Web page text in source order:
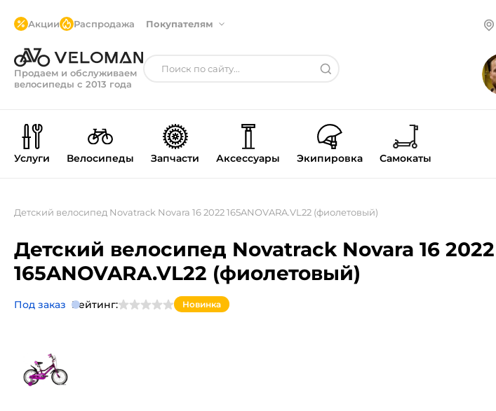
Акции Распродажа Покупателям
Продаем и обслуживаем
велосипеды с 2013 года
Услуги Велосипеды Запчасти Аксессуары Экипировка Самокаты
Детский велосипед Novatrack Novara 16 2022 165ANOVARA.VL22 (фиолетовый)
Детский велосипед Novatrack Novara 16 2022
165ANOVARA.VL22 (фиолетовый)
Под заказ Рейтинг: Новинка